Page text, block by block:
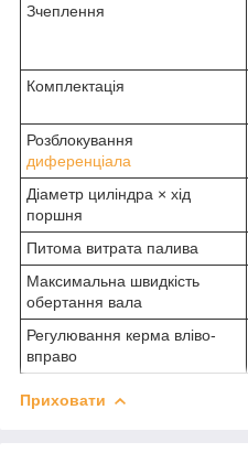
Зчеплення
Комплектація
Розблокування
диференціала
Діаметр циліндра × хід
поршня
Питома витрата палива
Максимальна швидкість
обертання вала
Регулювання керма вліво-
вправо
Приховати